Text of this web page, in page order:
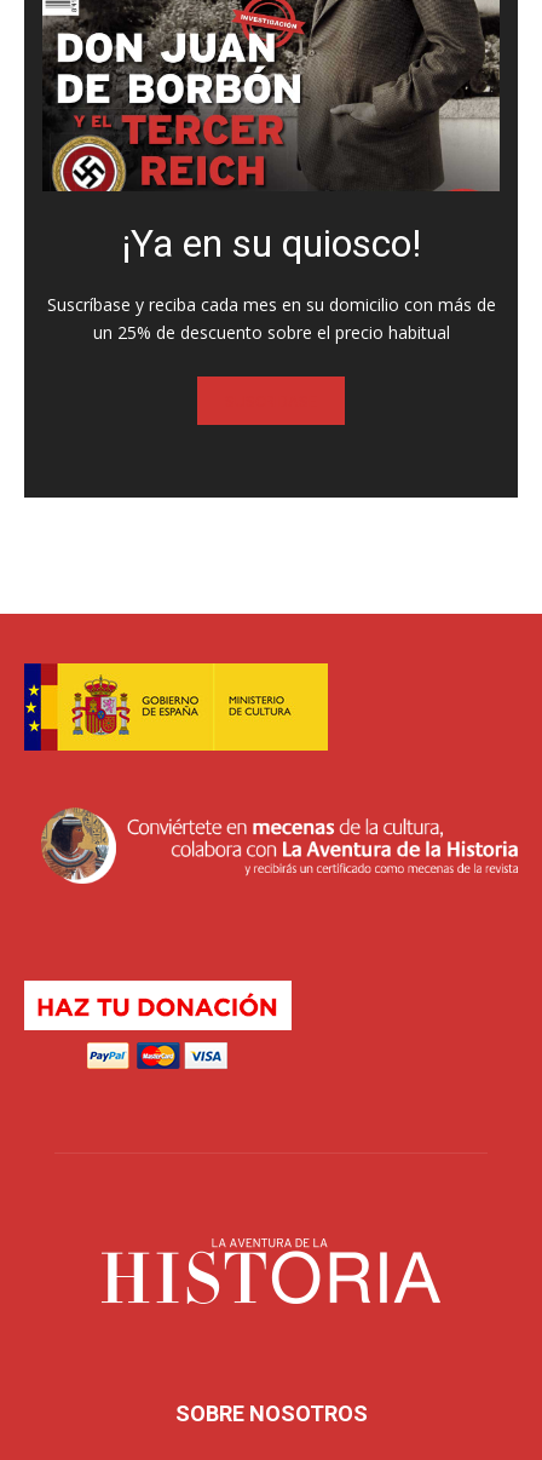
¡Ya en su quiosco!
Suscríbase y reciba cada mes en su domicilio con más de
un 25% de descuento sobre el precio habitual
SOBRE NOSOTROS